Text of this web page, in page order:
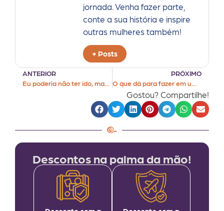
jornada. Venha fazer parte,
conte a sua história e inspire
outras mulheres também!
+ Posts
ANTERIOR
PRÓXIMO
Gostou? Compartilhe!
Descontos na palma da mão!